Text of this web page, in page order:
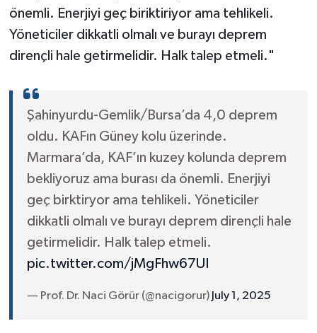
önemli. Enerjiyi geç biriktiriyor ama tehlikeli.
Yöneticiler dikkatli olmalı ve burayı deprem
dirençli hale getirmelidir. Halk talep etmeli."
Şahinyurdu-Gemlik/Bursa’da 4,0 deprem
oldu. KAFın Güney kolu üzerinde.
Marmara’da, KAF’ın kuzey kolunda deprem
bekliyoruz ama burası da önemli. Enerjiyi
geç birktiryor ama tehlikeli. Yöneticiler
dikkatli olmalı ve burayı deprem dirençli hale
getirmelidir. Halk talep etmeli.
pic.twitter.com/jMgFhw67UI
— Prof. Dr. Naci Görür (@nacigorur) July 1, 2025